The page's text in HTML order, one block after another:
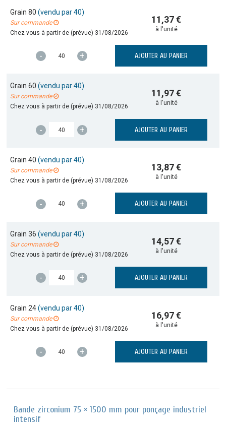
Grain 80(vendu par 40)
Sur commande
Chez vous à partir de (prévue) 31/08/2026
11,37 €
à l'unité
- + AJOUTER AU PANIER
Grain 60(vendu par 40)
Sur commande
Chez vous à partir de (prévue) 31/08/2026
11,97 €
à l'unité
- + AJOUTER AU PANIER
Grain 40(vendu par 40)
Sur commande
Chez vous à partir de (prévue) 31/08/2026
13,87 €
à l'unité
- + AJOUTER AU PANIER
Grain 36(vendu par 40)
Sur commande
Chez vous à partir de (prévue) 31/08/2026
14,57 €
à l'unité
- + AJOUTER AU PANIER
Grain 24(vendu par 40)
Sur commande
Chez vous à partir de (prévue) 31/08/2026
16,97 €
à l'unité
- + AJOUTER AU PANIER
Bande zirconium 75 × 1500 mm pour ponçage industriel
intensif